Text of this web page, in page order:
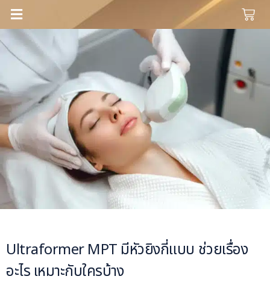
Ultraformer MPT มีหัวยิงกี่แบบ ช่วยเรื่อง
อะไร เหมาะกับใครบ้าง